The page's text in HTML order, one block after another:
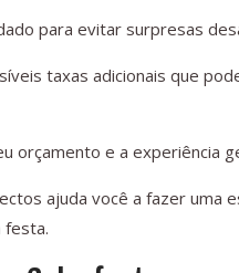
para evitar surpresas
taxas adicionais que
orçamento e a experiência
ajuda você a fazer uma
festa.